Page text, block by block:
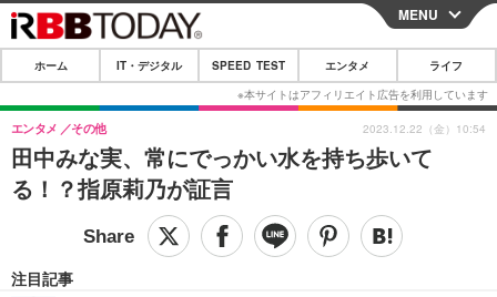
CLOSE
ホーム
IT・デジタル
IT・デジタルTOP スマートフォン
ショッピング その他
SPEED TEST
エンタメTOP 映画・ドラマ
MENU
ホーム IT・デジタル SPEED TEST エンタメ ライフ
田中みな実、常にでっかい水を持ち歩いて
る！？指原莉乃が証言
エンタメ その他
注目記事
2023.12.22（金）10:54